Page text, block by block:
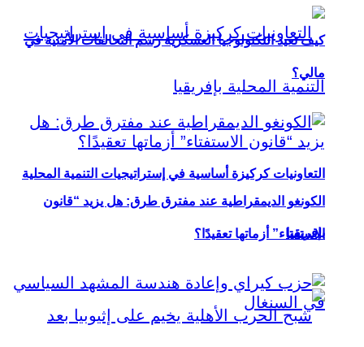
التعاونيات كركيزة أساسية في إستراتيجيات التنمية المحلية
بإفريقيا
كيف تعيد التكنولوجيا العسكرية رسم التحالفات الأمنية في
مالي؟
الكونغو الديمقراطية عند مفترق طرق: هل يزيد “قانون
الاستفتاء” أزماتها تعقيدًا؟